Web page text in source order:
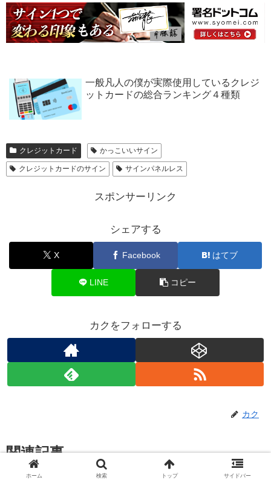
一般凡人の僕が実際使用しているクレジ
ットカードの総合ランキング４種類
クレジットカード かっこいいサイン
クレジットカードのサイン サインパネルレス
スポンサーリンク
シェアする
X Facebook はてブ
LINE コピー
カクをフォローする
カク
関連記事
ホーム 検索 トップ サイドバー